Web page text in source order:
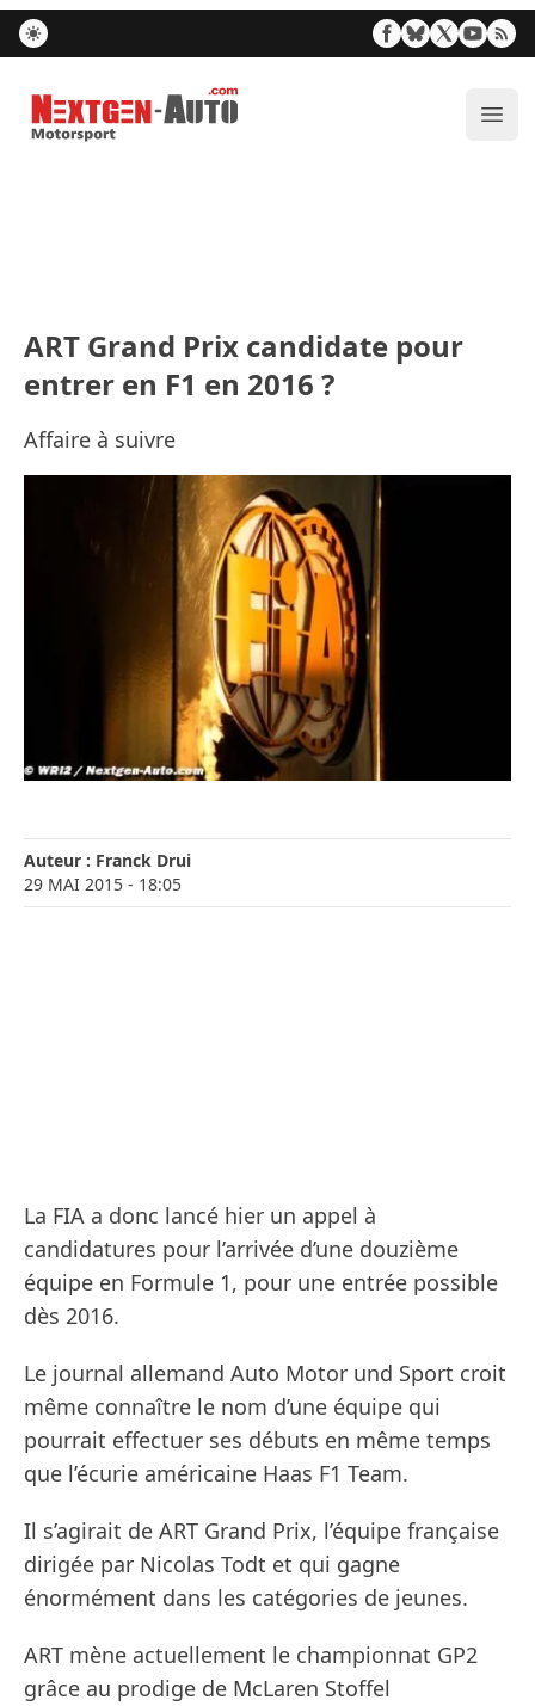
Nextgen-Auto.com
ART Grand Prix candidate pour
entrer en F1 en 2016 ?
Affaire à suivre
Auteur : Franck Drui
29 MAI 2015 - 18:05
La FIA a donc lancé hier un appel à
candidatures pour l’arrivée d’une douzième
équipe en Formule 1, pour une entrée possible
dès 2016.
Le journal allemand Auto Motor und Sport croit
même connaître le nom d’une équipe qui
pourrait effectuer ses débuts en même temps
que l’écurie américaine Haas F1 Team.
Il s’agirait de ART Grand Prix, l’équipe française
dirigée par Nicolas Todt et qui gagne
énormément dans les catégories de jeunes.
ART mène actuellement le championnat GP2
grâce au prodige de McLaren Stoffel